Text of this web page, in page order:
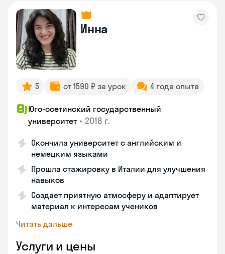
Инна
5 от 1590 ₽ за урок 4 года опыта
Юго-осетинский государственный
университет • 2018 г.
Окончила университет с английским и
немецким языками
Прошла стажировку в Италии для улучшения
навыков
Создает приятную атмосферу и адаптирует
материал к интересам учеников
Читать дальше
Услуги и цены